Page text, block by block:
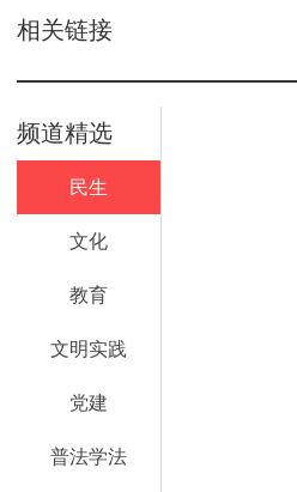
相关链接
频道精选
民生
文化
教育
文明实践
党建
普法学法